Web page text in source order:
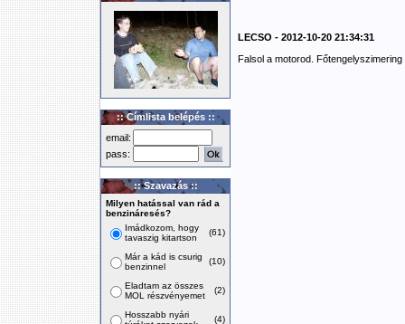
:: Címlista belépés ::
email:
pass:
:: Szavazás ::
Milyen hatással van rád a
benzináresés?
Imádkozom, hogy
tavaszig kitartson
(61)
Már a kád is csurig
benzinnel
(10)
Eladtam az összes
MOL részvényemet
(2)
Hosszabb nyári
(4)
LECSO - 2012-10-20 21:34:31
Falsol a motorod.